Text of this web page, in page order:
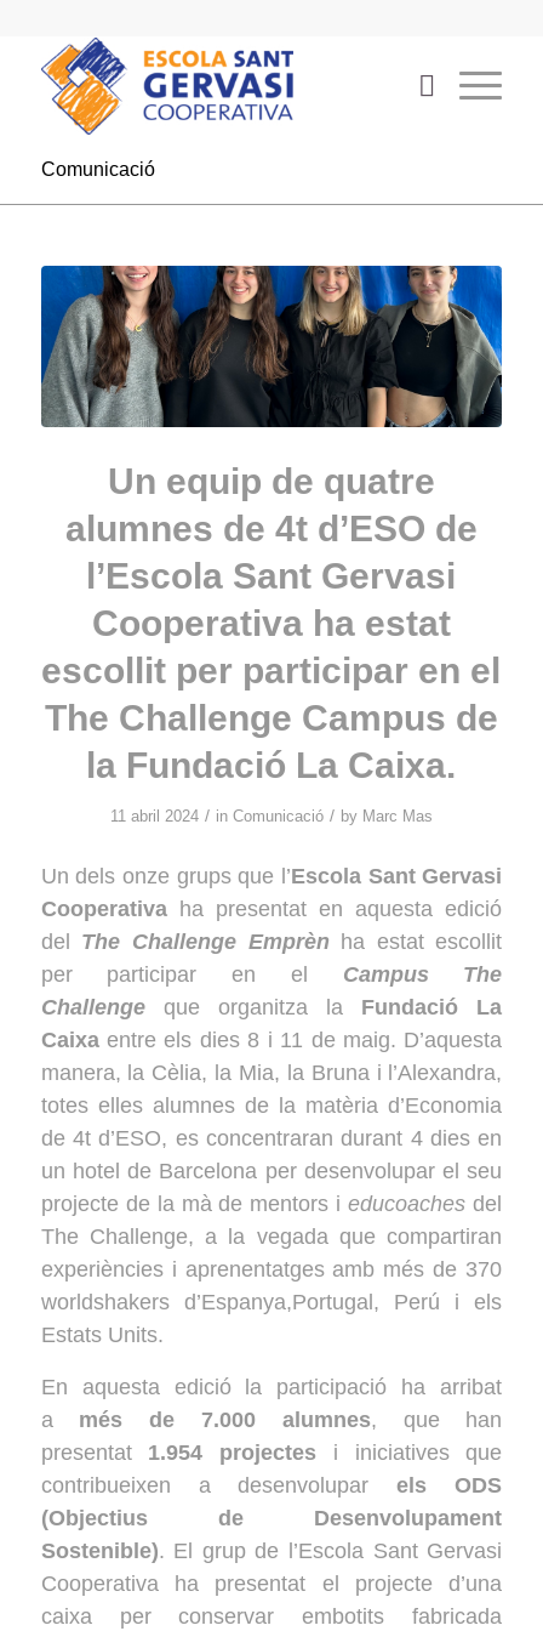
Comunicació
Un equip de quatre
alumnes de 4t d’ESO de
l’Escola Sant Gervasi
Cooperativa ha estat
escollit per participar en el
The Challenge Campus de
la Fundació La Caixa.
11 abril 2024 / in Comunicació / by Marc Mas
Un dels onze grups que l’Escola Sant Gervasi
Cooperativaha presentat en aquesta edició
del The Challenge Emprèn ha estat escollit
per participar en el Campus The
Challengeque organitza la Fundació La
Caixaentre els dies 8 i 11 de maig. D’aquesta
manera, la Cèlia, la Mia, la Bruna i l’Alexandra,
totes elles alumnes de la matèria d’Economia
de 4t d’ESO, es concentraran durant 4 dies en
un hotel de Barcelona per desenvolupar el seu
projecte de la mà de mentors ieducoaches del
The Challenge, a la vegada que compartiran
experiències i aprenentatges amb més de 370
worldshakers d’Espanya,Portugal, Perú i els
Estats Units.
En aquesta edició la participació ha arribat
a més de 7.000 alumnes, que han
presentat 1.954 projectes i iniciatives que
contribueixen a desenvoluparels ODS
(Objectius de Desenvolupament
Sostenible). El grup de l’Escola Sant Gervasi
Cooperativa ha presentat el projecte d’una
caixa per conservar embotits fabricada